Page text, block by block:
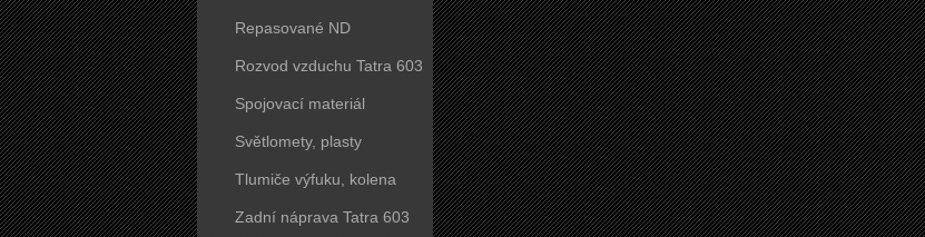
603
Repasované ND
Rozvod vzduchu Tatra 603
Spojovací materiál
Světlomety, plasty
Tlumiče výfuku, kolena
Zadní náprava Tatra 603